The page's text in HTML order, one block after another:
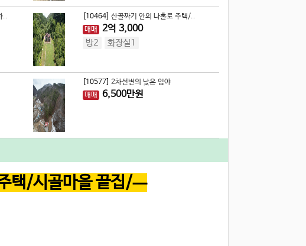
.. [10464] 산골짜기 안의 나홀로 주택/..
매매
2억 3,000
방2 화장실1
[10577]
2차선변의 낮은 임야
매매
6,500만원
택/시골마을 끝집/ㅡ